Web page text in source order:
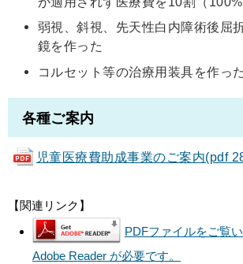
弱視、斜視、先天性白内障術後屈
鏡を作った
コルセット等の治療用装具を作った
各種ご案内
児童医療費助成事業のご案内(pdf
【関連リンク】
PDFファイルをご覧
Adobe Reader が必要です。